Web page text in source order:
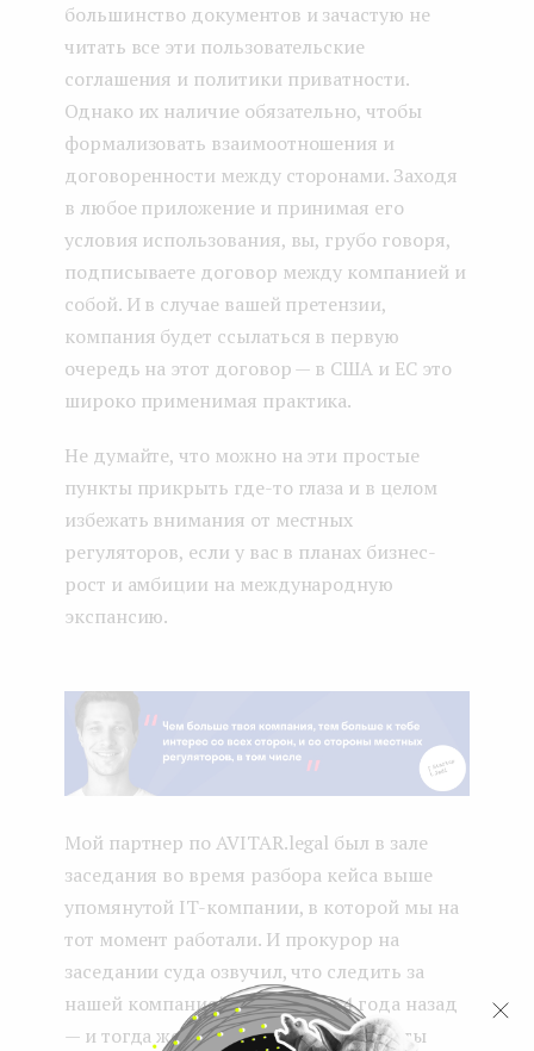
большинство документов и зачастую не
читать все эти пользовательские
соглашения и политики приватности.
Однако их наличие обязательно, чтобы
формализовать взаимоотношения и
договоренности между сторонами. Заходя
в любое приложение и принимая его
условия использования, вы, грубо говоря,
подписываете договор между компанией и
собой. И в случае вашей претензии,
компания будет ссылаться в первую
очередь на этот договор — в США и ЕС это
широко применимая практика.
Не думайте, что можно на эти простые
пункты прикрыть где-то глаза и в целом
избежать внимания от местных
регуляторов, если у вас в планах бизнес-
рост и амбиции на международную
экспансию.
Мой партнер по AVITAR.legal был в зале
заседания во время разбора кейса выше
упомянутой IT-компании, в которой мы на
тот момент работали. И прокурор на
заседании суда озвучил, что следить за
нашей компанией начали еще 4 года назад
— и тогда же начали делать скриншоты